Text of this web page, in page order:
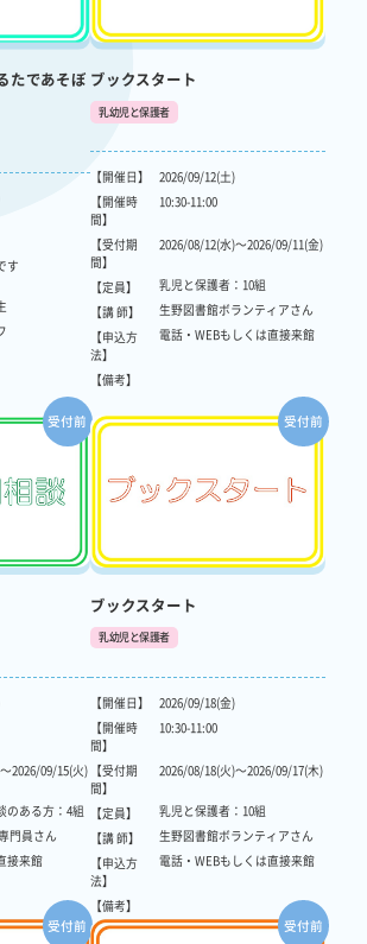
たであそぼ
す
ブックスタート
乳幼児と保護者
【開催日】
2026/09/12(土)
【開催時
間】
10:30-11:00
【受付期
間】
2026/08/12(水)～2026/09/11(金)
【定員】
乳児と保護者：10組
【講 師】
生野図書館ボランティアさん
【申込方
法】
電話・WEBもしくは直接来館
【備考】
受付前
2026/09/15(火)
のある方：4組
門員さん
接来館
受付前
ブックスタート
乳幼児と保護者
【開催日】
2026/09/18(金)
【開催時
間】
10:30-11:00
【受付期
間】
2026/08/18(火)～2026/09/17(木)
【定員】
乳児と保護者：10組
【講 師】
生野図書館ボランティアさん
【申込方
法】
電話・WEBもしくは直接来館
【備考】
受付前 受付前